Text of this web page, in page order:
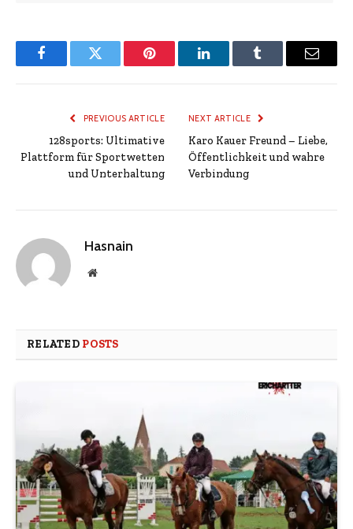
FacebookTwitter Pinterest LinkedInTumblr Email
PREVIOUS ARTICLE
128sports: Ultimative
Plattform für Sportwetten
und Unterhaltung
NEXT ARTICLE
Karo Kauer Freund – Liebe,
Öffentlichkeit und wahre
Verbindung
Hasnain
Website
RELATED POSTS